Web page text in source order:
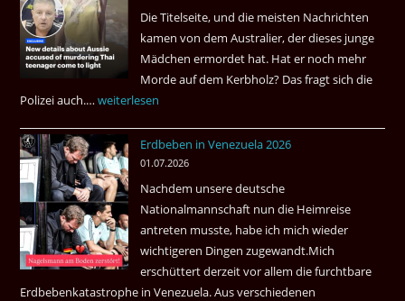
höchste
Kriminalität
aus?
Die Titelseite, und die meisten Nachrichten
kamen von dem Australier, der dieses junge
Mädchen ermordet hat. Hat er noch mehr
Morde auf dem Kerbholz? Das fragt sich die
Polizei auch.…Ab
Juli
2026
Thai
Airways
nonstop
nach
Amsterdam.
weiterlesen
Erdbeben in Venezuela 2026
01.07.2026
Nachdem unsere deutsche
Nationalmannschaft nun die Heimreise
antreten musste, habe ich mich wieder
wichtigeren Dingen zugewandt.Mich
erschüttert derzeit vor allem die furchtbare
Erdbebenkatastrophe in Venezuela. Aus verschiedenen